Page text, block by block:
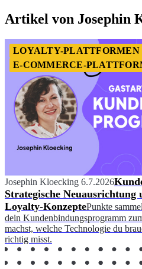
Artikel von Josephin
LOYALTY-PLATTFORMEN
E-COMMERCE-
Josephin Kloecking 6.7.2026
Strategische Neuausrichtung
Loyalty-KonzeptePunkte
dein Kundenbindungsprogramm
machst, welche Technologie du
richtig misst.